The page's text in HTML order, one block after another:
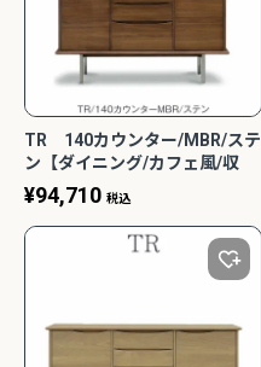
TR 140カウンター/MBR/ステ
ン【ダイニング/カフェ風/収
納/サンキコーポレーション】
¥94,710 税込